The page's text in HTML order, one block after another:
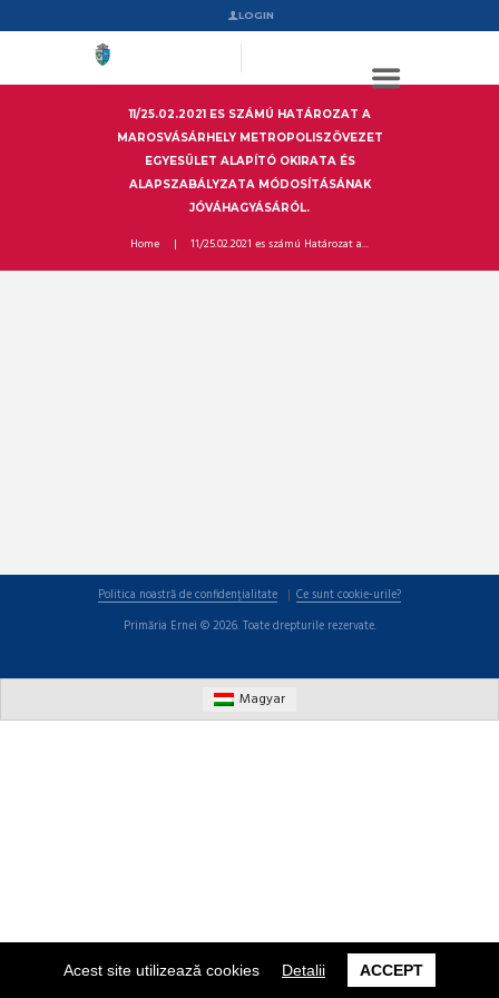
Acest site utilizează cookies Detalii ACCEPT
LOGIN
11/25.02.2021 ES SZÁMÚ HATÁROZAT A
MAROSVÁSÁRHELY METROPOLISZÖVEZET
EGYESÜLET ALAPÍTÓ OKIRATA ÉS
ALAPSZABÁLYZATA MÓDOSÍTÁSÁNAK
JÓVÁHAGYÁSÁRÓL.
Home 11/25.02.2021 es számú Határozat a...
Politica noastră de confidențialitate
Ce sunt cookie-urile?
Primăria Ernei © 2026. Toate drepturile rezervate.
Magyar